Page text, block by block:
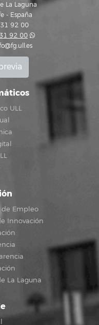
La Laguna
- España
31 92 00
92 00
ULL
de Empleo
Innovación
La Laguna